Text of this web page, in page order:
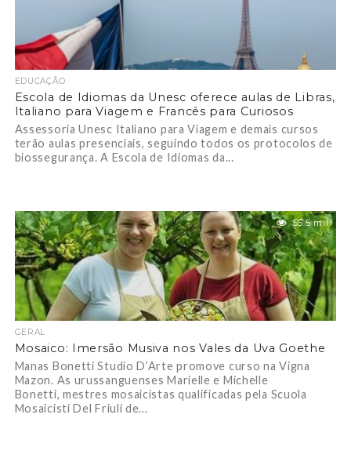
EDUCAÇÃO
Escola de Idiomas da Unesc oferece aulas de Libras,
Italiano para Viagem e Francês para Curiosos
Assessoria Unesc Italiano para Viagem e demais cursos
terão aulas presenciais, seguindo todos os protocolos de
biossegurança. A Escola de Idiomas da...
55.5 mil
GERAL
Mosaico: Imersão Musiva nos Vales da Uva Goethe
Manas Bonetti Studio D’Arte promove curso na Vigna
Mazon. As urussanguenses Marielle e Michelle
Bonetti, mestres mosaicistas qualificadas pela Scuola
Mosaicisti Del Friuli de...